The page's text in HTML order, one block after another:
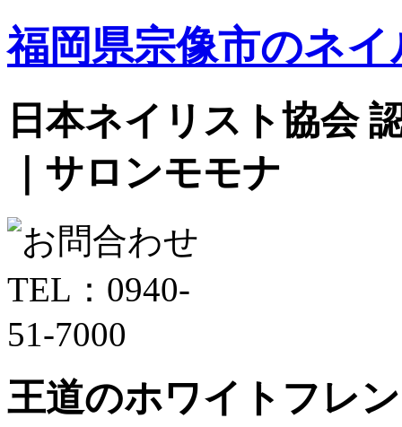
福岡県宗像市のネ
日本ネイリスト協会
｜サロンモモナ
王道のホワイトフレ